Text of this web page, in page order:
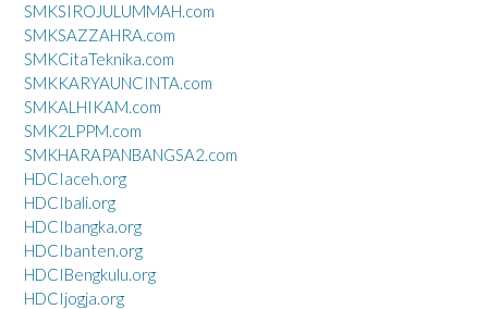
SMKSIROJULUMMAH.com
SMKSAZZAHRA.com
SMKCitaTeknika.com
SMKKARYAUNCINTA.com
SMKALHIKAM.com
SMK2LPPM.com
SMKHARAPANBANGSA2.com
HDCIaceh.org
HDCIbali.org
HDCIbangka.org
HDCIbanten.org
HDCIBengkulu.org
HDCIjogja.org